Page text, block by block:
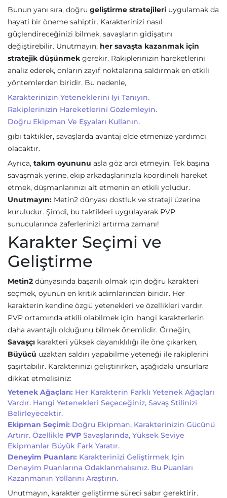
Bunun yanı sıra, doğru geliştirme stratejileri uygulamak da
hayati bir öneme sahiptir. Karakterinizi nasıl
güçlendireceğinizi bilmek, savaşların gidişatını
değiştirebilir. Unutmayın, her savaşta kazanmak için
stratejik düşünmek gerekir. Rakiplerinizin hareketlerini
analiz ederek, onların zayıf noktalarına saldırmak en etkili
yöntemlerden biridir. Bu nedenle,
Karakterinizin Yeteneklerini Iyi Tanıyın.
Rakiplerinizin Hareketlerini Gözlemleyin.
Doğru Ekipman Ve Eşyaları Kullanın.
gibi taktikler, savaşlarda avantaj elde etmenize yardımcı
olacaktır.
Ayrıca, takım oyununu asla göz ardı etmeyin. Tek başına
savaşmak yerine, ekip arkadaşlarınızla koordineli hareket
etmek, düşmanlarınızı alt etmenin en etkili yoludur.
Unutmayın: Metin2 dünyası dostluk ve strateji üzerine
kuruludur. Şimdi, bu taktikleri uygulayarak PVP
sunucularında zaferlerinizi artırma zamanı!
Karakter Seçimi ve
Geliştirme
Metin2 dünyasında başarılı olmak için doğru karakteri
seçmek, oyunun en kritik adımlarından biridir. Her
karakterin kendine özgü yetenekleri ve özellikleri vardır.
PVP ortamında etkili olabilmek için, hangi karakterlerin
daha avantajlı olduğunu bilmek önemlidir. Örneğin,
Savaşçı karakteri yüksek dayanıklılığı ile öne çıkarken,
Büyücü uzaktan saldırı yapabilme yeteneği ile rakiplerini
şaşırtabilir. Karakterinizi geliştirirken, aşağıdaki unsurlara
dikkat etmelisiniz:
Yetenek Ağaçları: Her Karakterin Farklı Yetenek Ağaçları
Vardır. Hangi Yetenekleri Seçeceğiniz, Savaş Stilinizi
Belirleyecektir.
Ekipman Seçimi: Doğru Ekipman, Karakterinizin Gücünü
Artırır. Özellikle PVP Savaşlarında, Yüksek Seviye
Ekipmanlar Büyük Fark Yaratır.
Deneyim Puanları: Karakterinizi Geliştirmek Için
Deneyim Puanlarına Odaklanmalısınız. Bu Puanları
Kazanmanın Yollarını Araştırın.
Unutmayın, karakter geliştirme süreci sabır gerektirir.